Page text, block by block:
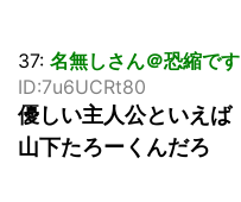
37: 名無しさん＠恐縮です
ID:7u6UCRt80
優しい主人公といえば
山下たろーくんだろ